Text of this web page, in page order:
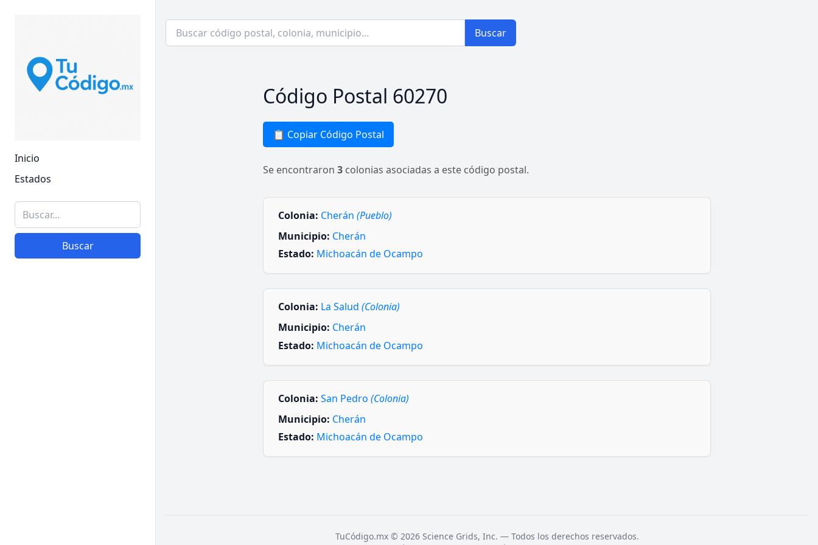
Inicio
Estados
Buscar
Buscar
Código Postal 60270
📋 Copiar Código Postal
Se encontraron 3 colonias asociadas a este código postal.
Colonia: Cherán (Pueblo)
Municipio: Cherán
Estado: Michoacán de Ocampo
Colonia: La Salud (Colonia)
Municipio: Cherán
Estado: Michoacán de Ocampo
Colonia: San Pedro (Colonia)
Municipio: Cherán
Estado: Michoacán de Ocampo
TuCódigo.mx © 2026 Science Grids, Inc. — Todos los derechos reservados.